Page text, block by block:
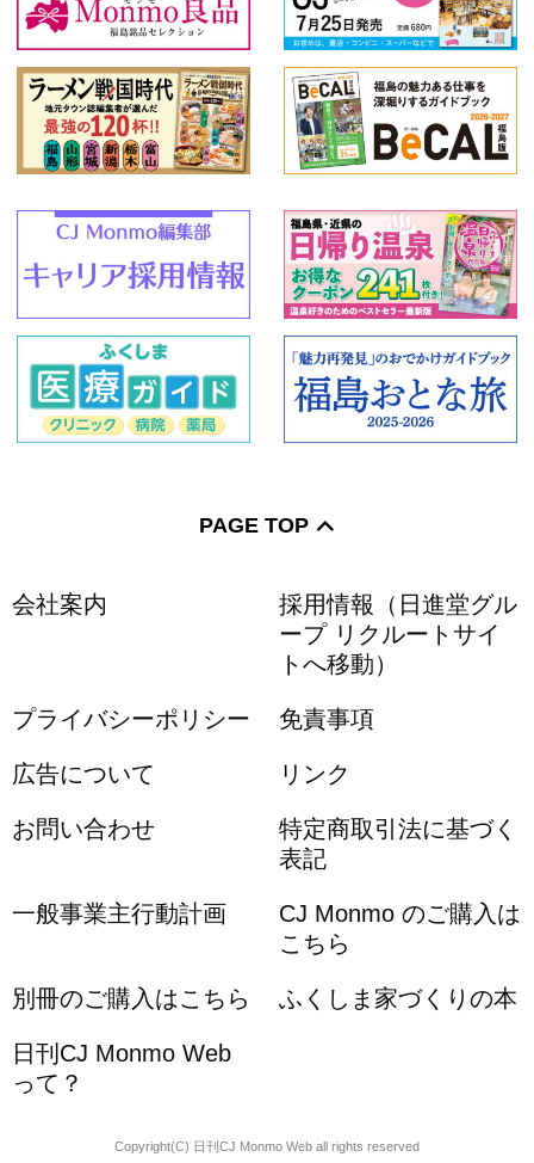
PAGE TOP
会社案内
採用情報（日進堂グル
ープ リクルートサイ
トへ移動）
プライバシーポリシー 免責事項
広告について リンク
お問い合わせ
特定商取引法に基づく
表記
一般事業主行動計画
CJ Monmo のご購入は
こちら
別冊のご購入はこちら ふくしま家づくりの本
日刊CJ Monmo Web
って？
Copyright(C) 日刊CJ Monmo Web all rights reserved